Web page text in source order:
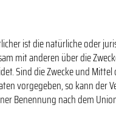
ist die natürliche oder
mit anderen über die
Sind die Zwecke und
vorgegeben, so kann der
Benennung nach dem